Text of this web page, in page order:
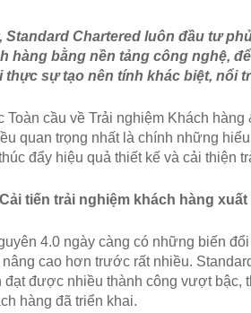
Standard Chartered luôn đầu tư
hàng bằng nền tảng công nghệ,
thực sự tạo nên tính khác biệt, nổi
Toàn cầu về Trải nghiệm Khách
quan trọng nhất là chính những
đẩy hiệu quả thiết kế và cải thiện
tiến trải nghiệm khách hàng
4.0 ngày càng có những biến
cao hơn trước rất nhiều.
đạt được nhiều thành công vượt bậc,
hàng đã triển khai.